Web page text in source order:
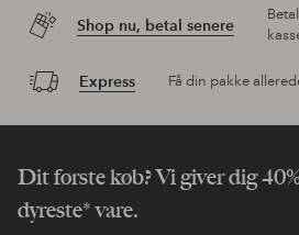
Shop nu, betal senere
Express Få din pakke
Dit første køb? Vi giver dig
dyreste* vare.